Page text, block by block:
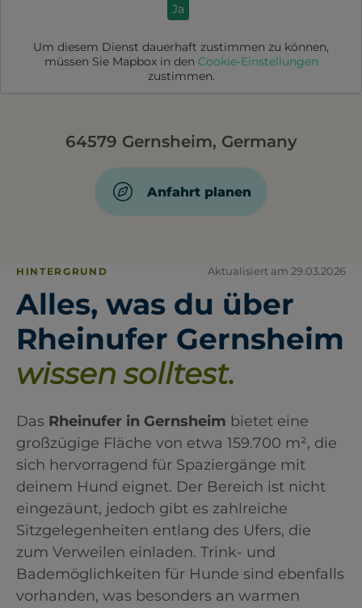
Ja
Um diesem Dienst dauerhaft zustimmen zu können,
müssen Sie Mapboxin den Cookie-Einstellungen
zustimmen.
64579 Gernsheim, Germany
Anfahrt planen
HINTERGRUND Aktualisiert am 29.03.2026
Alles, was du über
Rheinufer Gernsheim
wissen solltest.
Das Rheinufer in Gernsheim bietet eine
großzügige Fläche von etwa 159.700 m², die
sich hervorragend für Spaziergänge mit
deinem Hund eignet. Der Bereich ist nicht
eingezäunt, jedoch gibt es zahlreiche
Sitzgelegenheiten entlang des Ufers, die
zum Verweilen einladen. Trink- und
Bademöglichkeiten für Hunde sind ebenfalls
vorhanden, was besonders an warmen